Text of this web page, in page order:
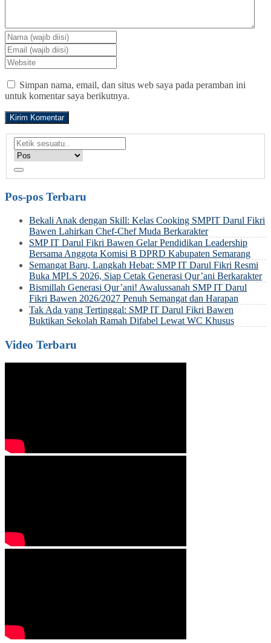
Simpan nama, email, dan situs web saya pada peramban ini
untuk komentar saya berikutnya.
Pos-pos Terbaru
Bekali Anak dengan Skill: Kelas Cooking SMPIT Darul Fikri
Bawen Lahirkan Chef-Chef Muda Berkarakter
SMP IT Darul Fikri Bawen Gelar Pendidikan Leadership
Bersama Anggota Komisi B DPRD Kabupaten Semarang
Semangat Baru, Langkah Hebat: SMP IT Darul Fikri Resmi
Buka MPLS 2026, Siap Cetak Generasi Qur’ani Berkarakter
Bismillah Generasi Qur’ani! Awalussanah SMP IT Darul
Fikri Bawen 2026/2027 Penuh Semangat dan Harapan
Tak Ada yang Tertinggal: SMP IT Darul Fikri Bawen
Buktikan Sekolah Ramah Difabel Lewat WC Khusus
Video Terbaru